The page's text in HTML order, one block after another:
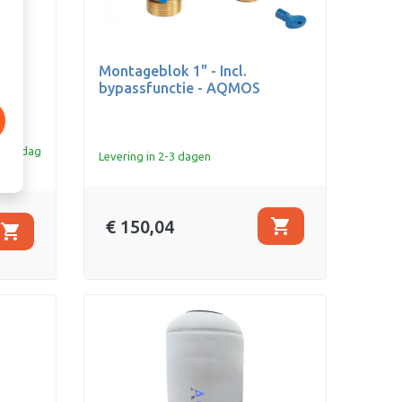
dag
shopping_cart
Montageblok 1" - Incl.
bypassfunctie - AQMOS
Levering in 2-3 dagen
€ 150,04 shopping_cart